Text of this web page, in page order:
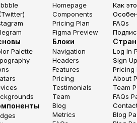
Palette
Homepage
Components
Pricing Plan
Figma Preview
Блоки
Navigation
Headers
Features
Pricing
Testimonials
Team
Blog
Metrics
Как
FAQs
Log In
Sign
Pricing
About
Team
FAQs
Blog